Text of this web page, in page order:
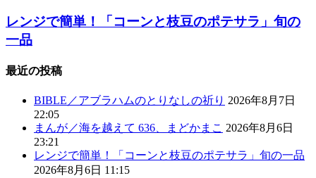
レンジで簡単！「コーンと枝豆のポテサラ」旬の
一品
最近の投稿
BIBLE／アブラハムのとりなしの祈り 2026年8月7日
22:05
まんが／海を越えて 636、まどかまこ 2026年8月6日
23:21
レンジで簡単！「コーンと枝豆のポテサラ」旬の一品
2026年8月6日 11:15